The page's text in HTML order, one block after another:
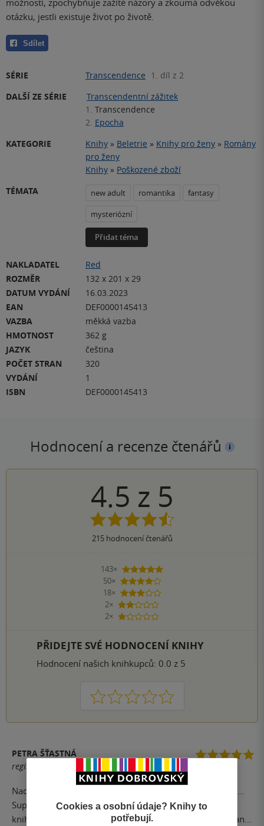
možnosti, zpochybňuje zažité názory a zkoumá odvěkou
otázku, jestli existuje život po životě.
Sdílet
SÉRIE Transcendence 1. díl z 2
DALŠÍ ZE SÉRIE
Transcendentní zážitek
1. Transcendence
2. Epocha
KATEGORIE
Knihy » Beletrie » Knihy pro ženy » Romány
pro ženy
Knihy » Poškozené zboží
TÉMATA
new adult romantika
fantasy
mysteriózní
Přidat téma
NAKLADATEL
Red
ROZMĚR
132 x 201 x 29
DATUM VYDÁNÍ
16.03.2023
EAN
DEF0000145413
VAZBA
měkká vazba
HMOTNOST
362 g
JAZYK
čeština
POČET STRAN
320
VYDÁNÍ
1
ISBN
DEF0000145413
Hodnocení a recenze čtenářů
4.5 z 5
215hodnocení čtenářů
143×
5 hvězdiček
50×
4 hvězdičky
18×
3 hvězdičky
2×
2 hvězdičky
2×
1 hvezdička
PŘIDEJTE SVÉ HODNOCENÍ KNIHY
Hodnocení našich knihkupců: 0.0 z 5
1 2 3 4 5
PETRA ŠŤASTNÁ
registrovaný uživatel
Nadherna knizka, vlny emoci, hltani stranek, slzy, smich...
Super, doporucuji precist.. Dekuji knihydobrovsky.cz za
knihu, samozrejme jsem si musela vzit i dalsi pokracovani
Cookies a osobní údaje? Knihy to
potřebují.